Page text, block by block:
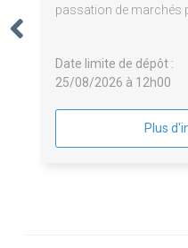
passation de marchés
Date limite de dépôt :
25/08/2026 à 12h00
Plus